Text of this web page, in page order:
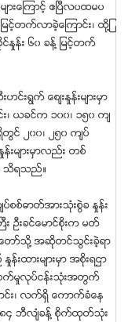
းေၾကာင့္ ဧၿပီလပထမပ
င့္တက္လာခဲ့ေၾကာင္း၊ ထို႔ျ
ႈန္း ၆၀ ခန္႔ ျမင့္တက္
င္းရြက္ ေစ်းႏႈန္းမ်ားမွာ
ယခင္က ၁၀၀၊ ၁၅၀ က်
င္ ၂၀၀၊ ၂၅၀ က်ပ္
န္းမ်ားမွာလည္း တစ္
သိရသည္။
ဓာတ္အားသံုးစြဲခ ႏႈန္း
း ဦးခင္ေမာင္စိုးက မတ္
ာ္သို႔ အဆိုတင္သြင္းခဲ့ရာ
န္းထားမ်ားမွာ အစိုးရဌာ
က္မႈလုပ္ငန္းသံုးအတြက္
ာင္း၊ လက္ရွိ ေကာက္ခံေန
၈၄ ဘီလ်ံခန္႔ စိုက္ထုတ္သံုး